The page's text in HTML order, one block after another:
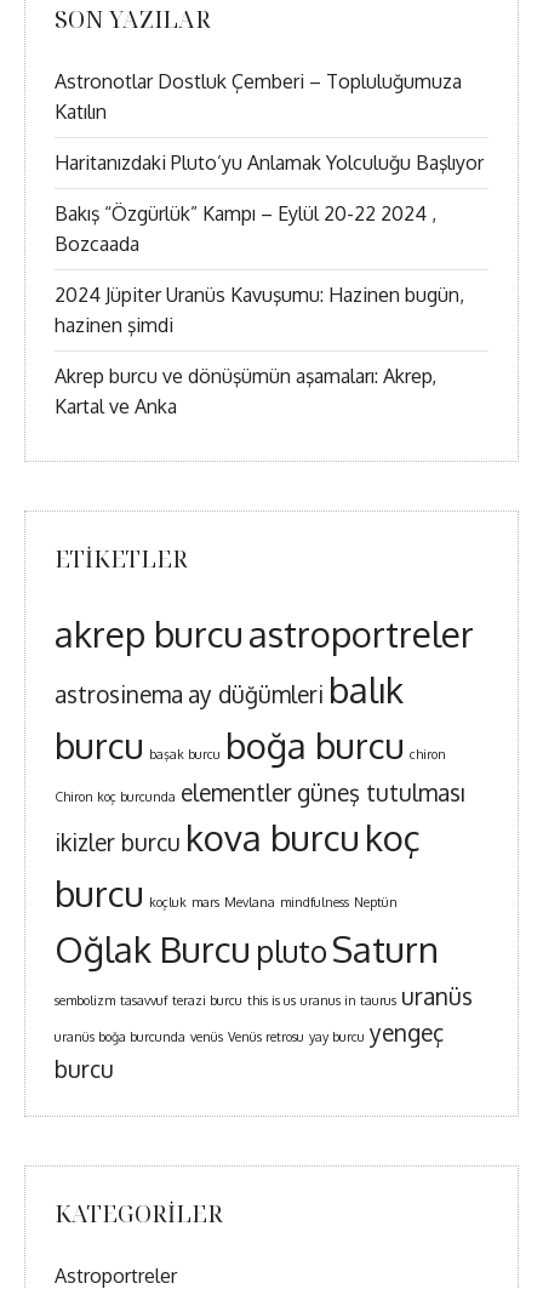
SON YAZILAR
Astronotlar Dostluk Çemberi – Topluluğumuza
Katılın
Haritanızdaki Pluto’yu Anlamak Yolculuğu Başlıyor
Bakış “Özgürlük” Kampı – Eylül 20-22 2024 ,
Bozcaada
2024 Jüpiter Uranüs Kavuşumu: Hazinen bugün,
hazinen şimdi
Akrep burcu ve dönüşümün aşamaları: Akrep,
Kartal ve Anka
ETIKETLER
akrep burcuastroportreler
astrosinema ay düğümleri balık
burcu başak burcu boğa burcu chiron
Chiron koç burcunda elementler güneş tutulması
ikizler burcu kova burcu koç
burcu koçluk mars Mevlana mindfulness Neptün
Oğlak Burcu plutoSaturn
sembolizm tasavvuf terazi burcu this is us uranus in taurus uranüs
uranüs boğa burcunda venüs Venüs retrosu yay burcu yengeç
burcu
KATEGORILER
Astroportreler